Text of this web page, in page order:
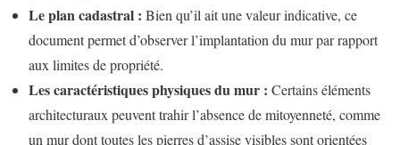
Le plan cadastral : Bien qu’il ait une valeur indicative, ce
document permet d’observer l’implantation du mur par rapport
aux limites de propriété.
Les caractéristiques physiques du mur : Certains éléments
architecturaux peuvent trahir l’absence de mitoyenneté, comme
un mur dont toutes les pierres d’assise visibles sont orientées